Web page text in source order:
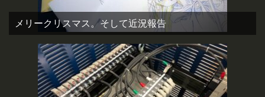
メリークリスマス。そして近況報告